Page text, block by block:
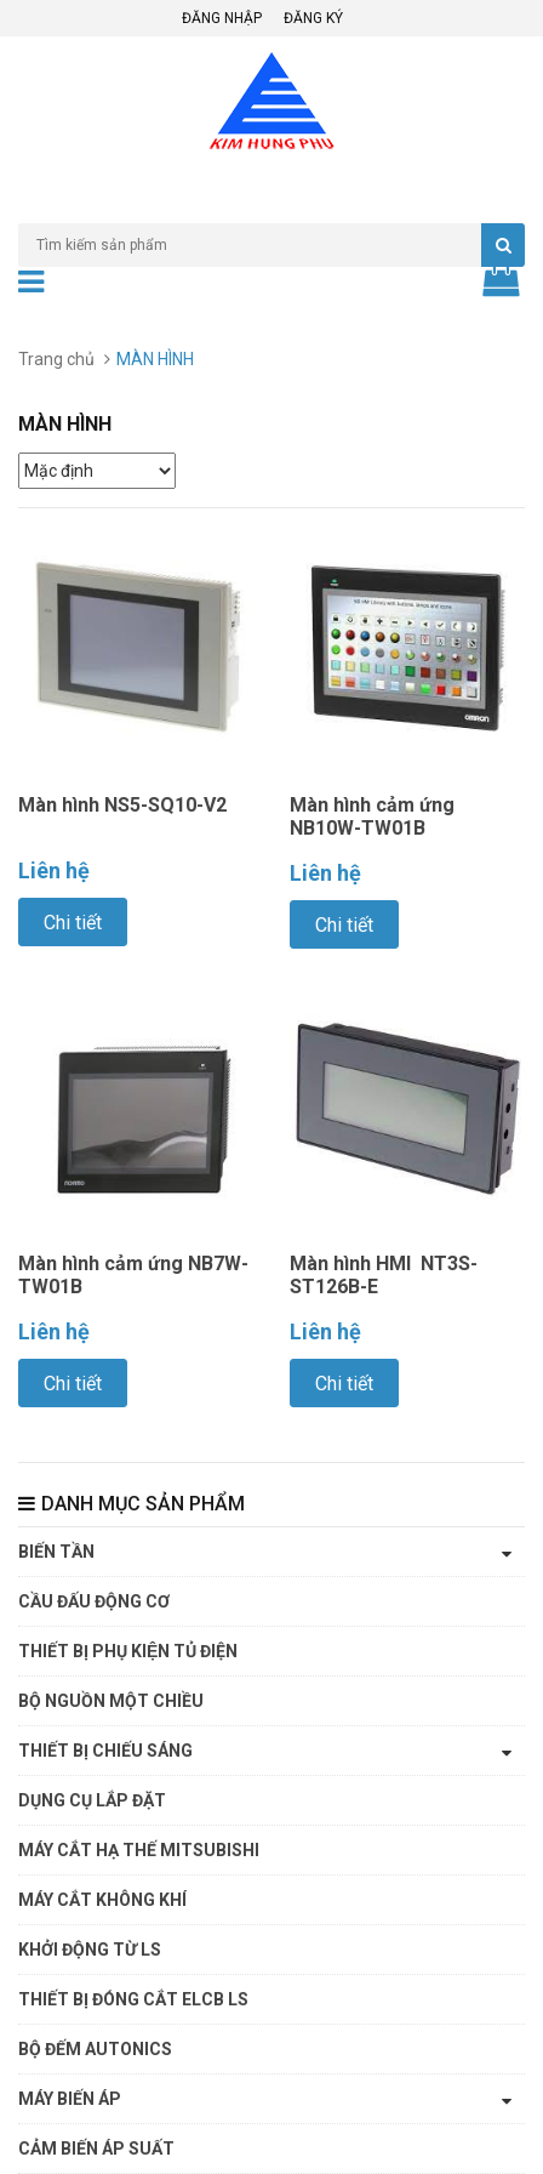
ĐĂNG NHẬP ĐĂNG KÝ
Trang chủ MÀN HÌNH
MÀN HÌNH
Màn hình NS5-SQ10-V2
Liên hệ
Chi tiết
Màn hình cảm ứng
NB10W-TW01B
Liên hệ
Chi tiết
Màn hình cảm ứng NB7W-
TW01B
Liên hệ
Chi tiết
Màn hình HMI NT3S-
ST126B-E
Liên hệ
Chi tiết
DANH MỤC SẢN PHẨM
BIẾN TẦN
CẦU ĐẤU ĐỘNG CƠ
THIẾT BỊ PHỤ KIỆN TỦ ĐIỆN
BỘ NGUỒN MỘT CHIỀU
THIẾT BỊ CHIẾU SÁNG
DỤNG CỤ LẮP ĐẶT
MÁY CẮT HẠ THẾ MITSUBISHI
MÁY CẮT KHÔNG KHÍ
KHỞI ĐỘNG TỪ LS
THIẾT BỊ ĐÓNG CẮT ELCB LS
BỘ ĐẾM AUTONICS
MÁY BIẾN ÁP
CẢM BIẾN ÁP SUẤT